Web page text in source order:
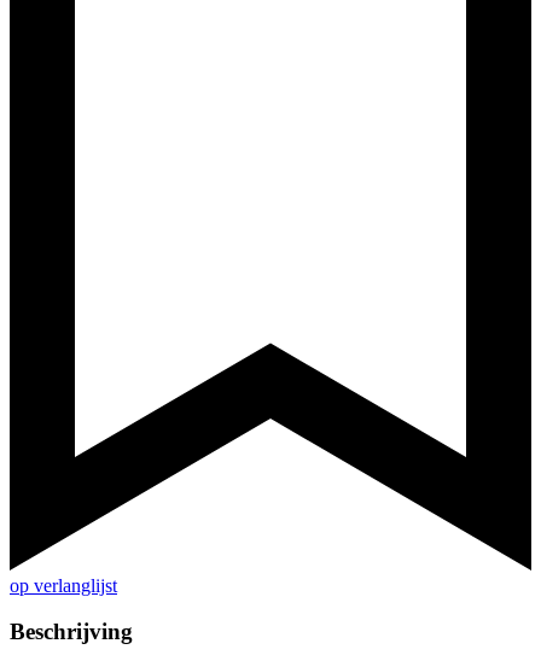
op verlanglijst
Beschrijving